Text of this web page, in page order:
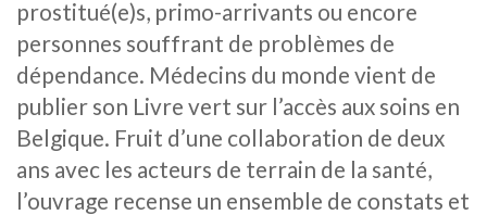
prostitué(e)s, primo-arrivants ou encore
personnes souffrant de problèmes de
dépendance. Médecins du monde vient de
publier son Livre vert sur l’accès aux soins en
Belgique. Fruit d’une collaboration de deux
ans avec les acteurs de terrain de la santé,
l’ouvrage recense un ensemble de constats et